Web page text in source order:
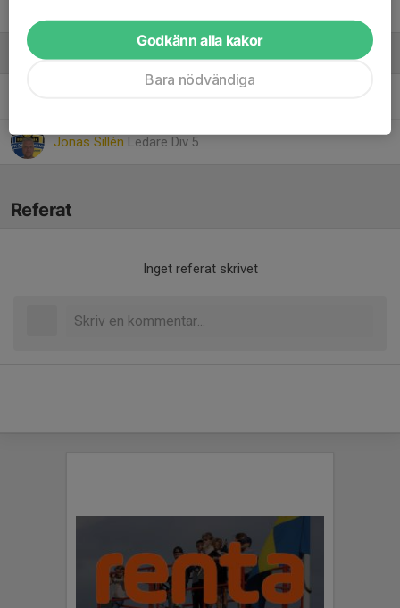
Ledare
Jonas Sillén Ledare Div.5
Referat
Inget referat skrivet
Godkänn alla kakor
Bara nödvändiga